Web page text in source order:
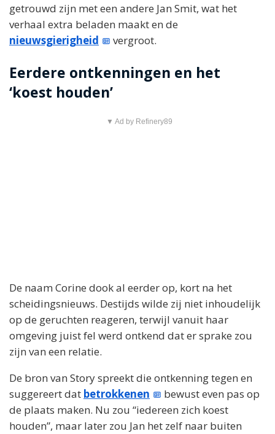
getrouwd zijn met een andere Jan Smit, wat het
verhaal extra beladen maakt en de
nieuwsgierigheid
vergroot.
Eerdere ontkenningen en het
‘koest houden’
▼ Ad by Refinery89
De naam Corine dook al eerder op, kort na het
scheidingsnieuws. Destijds wilde zij niet inhoudelijk
op de geruchten reageren, terwijl vanuit haar
omgeving juist fel werd ontkend dat er sprake zou
zijn van een relatie.
De bron van Story spreekt die ontkenning tegen en
suggereert dat betrokkenen
bewust even pas op
de plaats maken. Nu zou “iedereen zich koest
houden”, maar later zou Jan het zelf naar buiten